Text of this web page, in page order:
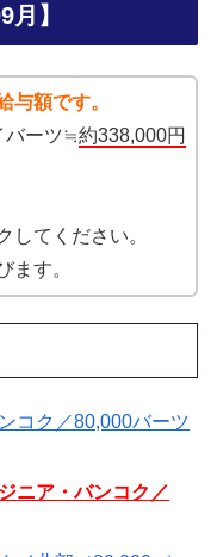
】
与額です。
バーツ≒約338,000円
してください。
ます。
コク／80,000バーツ
ニア・バンコク／